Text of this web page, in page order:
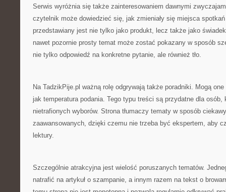
Serwis wyróżnia się także zainteresowaniem dawnymi
czytelnik może dowiedzieć się, jak zmieniały się miejsca
przedstawiany jest nie tylko jako produkt, lecz także jako
nawet pozornie prosty temat może zostać pokazany w sposób
nie tylko odpowiedź na konkretne pytanie, ale również tło.
Na TadzikPije.pl ważną rolę odgrywają także poradniki. Mogą
jak temperatura podania. Tego typu treści są przydatne dla osób,
nietrafionych wyborów. Strona tłumaczy tematy w sposób
zaawansowanych, dzięki czemu nie trzeba być ekspertem, aby
lektury.
Szczególnie atrakcyjna jest wielość poruszanych tematów.
natrafić na artykuł o szampanie, a innym razem na tekst o